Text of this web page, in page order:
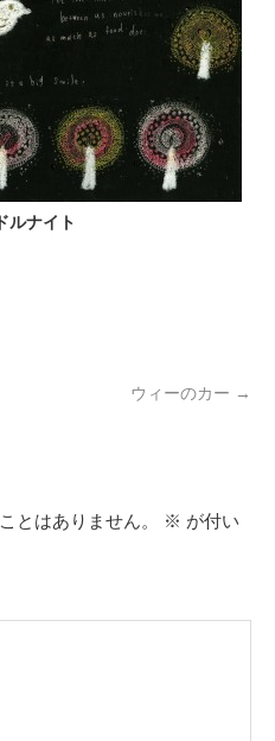
ルナイト
ウィーのカー →
とはありません。 ※ が付い